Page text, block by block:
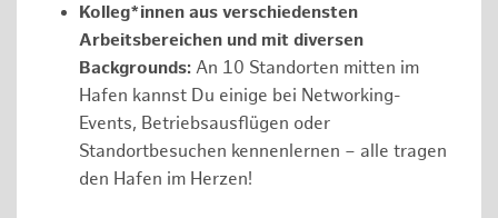
Kolleg*innen aus verschiedensten
Arbeitsbereichen und mit diversen
Backgrounds: An 10 Standorten mitten im
Hafen kannst Du einige bei Networking-
Events, Betriebsausflügen oder
Standortbesuchen kennenlernen – alle tragen
den Hafen im Herzen!